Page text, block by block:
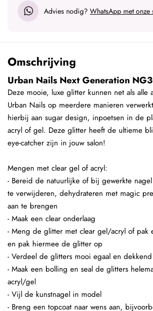
Advies nodig? WhatsApp met onze
Omschrijving
Urban Nails Next Generation
Deze mooie, luxe glitter kunnen net als alle
Urban Nails op meerdere manieren
hierbij aan sugar design, inpoetsen in de
acryl of gel. Deze glitter heeft de ultieme
eye-catcher zijn in jouw salon!
Mengen met clear gel of acryl:
- Bereid de natuurlijke of bij gewerkte
te verwijderen, dehydrateren met magic
aan te brengen
- Maak een clear onderlaag
- Meng de glitter met clear gel/acryl of pak
en pak hiermee de glitter op
- Verdeel de glitters mooi egaal en
- Maak een bolling en seal de glitters
acryl/gel
- Vijl de kunstnagel in model
- Breng een topcoat naar wens aan,